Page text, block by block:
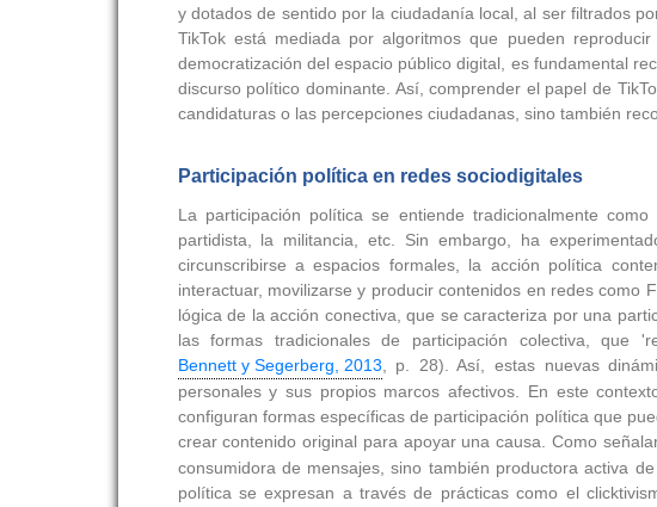
y dotados de sentido por la ciudadanía local, al ser filtrados
TikTok está mediada por algoritmos que pueden
democratización del espacio público digital, es fundamental
discurso político dominante. Así, comprender el papel de
candidaturas o las percepciones ciudadanas, sino también
Participación política en redes sociodigitales
La participación política se entiende tradicionalmente
partidista, la militancia, etc. Sin embargo, ha
circunscribirse a espacios formales, la acción política
interactuar, movilizarse y producir contenidos en redes como
lógica de la acción conectiva, que se caracteriza por una
las formas tradicionales de participación colectiva, que
Bennett y Segerberg, 2013, p. 28). Así, estas nuevas
personales y sus propios marcos afectivos. En este
configuran formas específicas de participación política que
crear contenido original para apoyar una causa. Como
consumidora de mensajes, sino también productora activa
política se expresan a través de prácticas como el